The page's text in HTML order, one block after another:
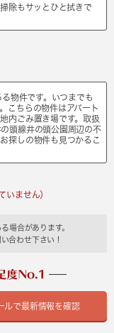
除もサッとひと拭きで
物件です。いつまでも
こちらの物件はアパート
内ごみ置き場です。取扱
頭線井の頭公園周辺の不
探しの物件も見つかるこ
いません）
場合があります。
合わせ下さい！
ルで最新情報を確認